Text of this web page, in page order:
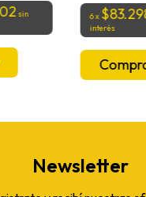
sin
6x
interés
Newsletter